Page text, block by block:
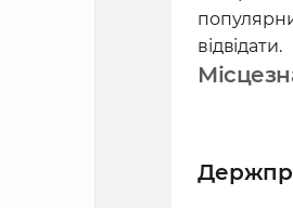
терміну -
відвідати.